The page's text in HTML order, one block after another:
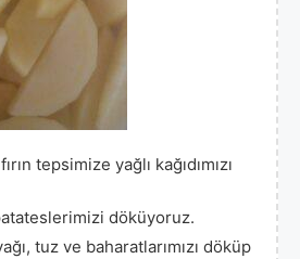
tepsimize yağlı kağıdımızı
döküyoruz.
tuz ve baharatlarımızı döküp